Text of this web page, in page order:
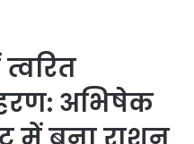
अभिषेक